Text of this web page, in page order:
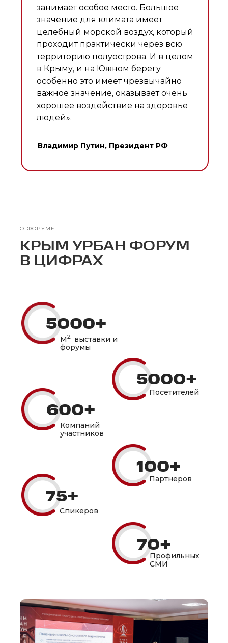
Владимир Путин, Президент РФ
занимает особое место. Большое
значение для климата имеет
целебный морской воздух, который
проходит практически через всю
территорию полуострова. И в целом
в Крыму, и на Южном берегу
особенно это имеет чрезвычайно
важное значение, оказывает очень
хорошее воздействие на здоровье
людей».
О ФОРУМЕ
КРЫМ УРБАН ФОРУМ
В ЦИФРАХ
75+
Спикеров
70+
Профильных
СМИ
5000+
Посетителей
5000+
М2 выставки и
форумы
100+
Партнеров
600+
Компаний
участников